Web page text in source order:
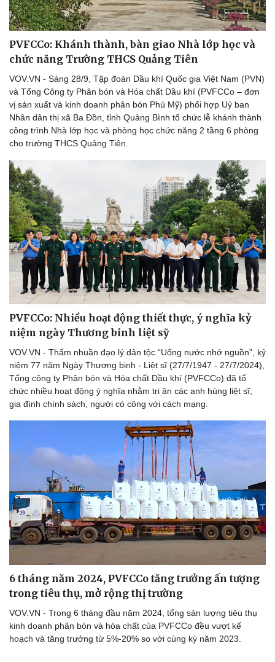
Doanh nghiệp
Doanh nghiệp 24h
Doanh nhân
Vì cộng đồng
Công nghệ
Tin Công nghệ
Trải nghiệm
Chuyển đổi số
PVFCCo: Khánh thành, bàn giao Nhà lớp học và
chức năng Trường THCS Quảng Tiên
VOV.VN - Sáng 28/9, Tập đoàn Dầu khí Quốc gia Việt Nam (PVN)
và Tổng Công ty Phân bón và Hóa chất Dầu khí (PVFCCo – đơn
vị sản xuất và kinh doanh phân bón Phú Mỹ) phối hợp Uỷ ban
Nhân dân thị xã Ba Đồn, tỉnh Quảng Bình tổ chức lễ khánh thành
công trình Nhà lớp học và phòng học chức năng 2 tầng 6 phòng
cho trường THCS Quảng Tiên.
PVFCCo: Nhiều hoạt động thiết thực, ý nghĩa kỷ
niệm ngày Thương binh liệt sỹ
VOV.VN - Thấm nhuần đạo lý dân tộc “Uống nước nhớ nguồn”, kỷ
niệm 77 năm Ngày Thương binh - Liệt sĩ (27/7/1947 - 27/7/2024),
Tổng công ty Phân bón và Hóa chất Dầu khí (PVFCCo) đã tổ
chức nhiều hoạt động ý nghĩa nhằm tri ân các anh hùng liệt sĩ,
gia đình chính sách, người có công với cách mạng.
6 tháng năm 2024, PVFCCo tăng trưởng ấn tượng
trong tiêu thụ, mở rộng thị trường
VOV.VN - Trong 6 tháng đầu năm 2024, tổng sản lượng tiêu thụ
kinh doanh phân bón và hóa chất của PVFCCo đều vượt kế
hoạch và tăng trưởng từ 5%-20% so với cùng kỳ năm 2023.